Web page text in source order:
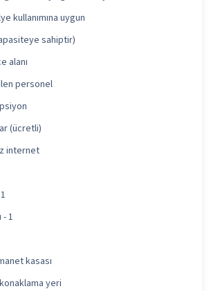
kullanımına uygun
sahiptir)
alanı
personel
(ücretli)
internet
- 1
kasası
yeri